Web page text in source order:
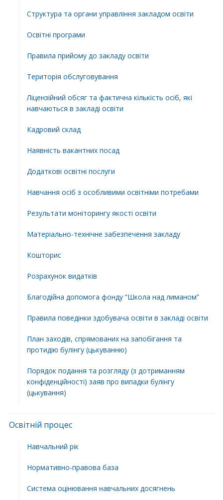
Структура та органи управління закладом освіти
Освiтнi програми
Правила прийому до закладу освіти
Територiя обслуговування
Ліцензійний обсяг та фактична кількість осіб, які
навчаються в закладі освіти
Кадровий склад
Наявність вакантних посад
Додатковi освiтнi послуги
Навчання осіб з особливими освітніми потребами
Результати моніторингу якості освіти
Матеріально-технічне забезпечення закладу
Кошторис
Розрахунок видатків
Благодійна допомога фонду “Школа над лиманом”
Правила поведінки здобувача освіти в закладі освіти
План заходів, спрямованих на запобігання та
протидію булінгу (цькуванню)
Порядок подання та розгляду (з дотриманням
конфіденційності) заяв про випадки булінгу
(цькування)
Освітній процес
Навчальний рік
Нормативно-правова база
Система оцінювання навчальних досягнень